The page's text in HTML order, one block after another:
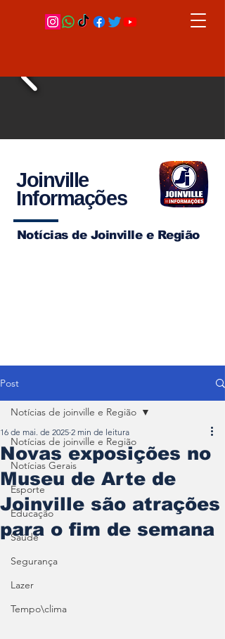
Joinville
Informações
Notícias de Joinville e Região
Post
Notícias de joinville e Região
Notícias Gerais
Esporte
Educação
Saúde
Segurança
Lazer
Tempo\clima
Notícias de joinville e Região
Novas exposições no
Museu de Arte de
Joinville são atrações
para o fim de semana
16 de mai. de 2025 2 min de leitura